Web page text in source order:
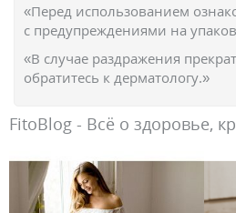
«Перед использованием
с предупреждениями на
«В случае раздражения
обратитесь к дерматологу.»
FitoBlog - Всё о здоровье,